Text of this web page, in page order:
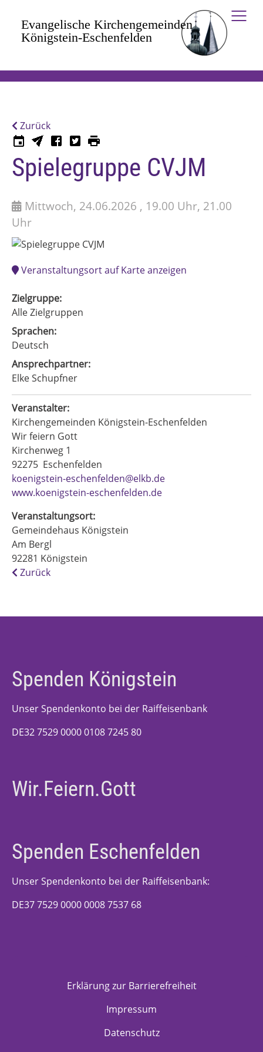
Zurück
Spielegruppe CVJM
Mittwoch, 24.06.2026 , 19.00 Uhr, 21.00
Uhr
Veranstaltungsort auf Karte anzeigen
Zielgruppe:
Alle Zielgruppen
Sprachen:
Deutsch
Ansprechpartner:
Elke Schupfner
Veranstalter:
Kirchengemeinden Königstein-Eschenfelden
Wir feiern Gott
Kirchenweg 1
92275 Eschenfelden
koenigstein-eschenfelden@elkb.de
www.koenigstein-eschenfelden.de
Veranstaltungsort:
Gemeindehaus Königstein
Am Bergl
92281 Königstein
Zurück
Spenden Königstein
Unser Spendenkonto bei der Raiffeisenbank
DE32 7529 0000 0108 7245 80
Wir.Feiern.Gott
Spenden Eschenfelden
Unser Spendenkonto bei der Raiffeisenbank:
DE37 7529 0000 0008 7537 68
Erklärung zur Barrierefreiheit
Impressum
Datenschutz